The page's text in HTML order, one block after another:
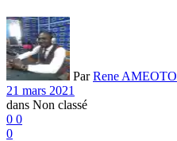
Par Rene AMEOTO
21 mars 2021
dans Non classé
0 0
0